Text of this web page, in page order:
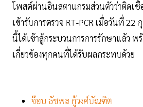
โพสต์ผ่านอินสตาแกรมส่วนตัวว่าติดเชื้
เข้ารับการตรวจ RT-PCR เมื่อวันที่
นี้ได้เข้าสู้กระบวนการการรักษาแล้ว
เกี่ยวข้องทุกคนที่ได้รับผลกระทบด้วย
จ๊อบ ธัชพล กู้วงศ์บัณฑิต